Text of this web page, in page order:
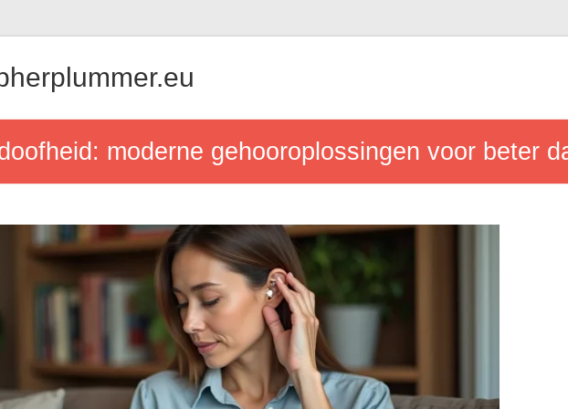
moderne gehooroplossingen voor beter